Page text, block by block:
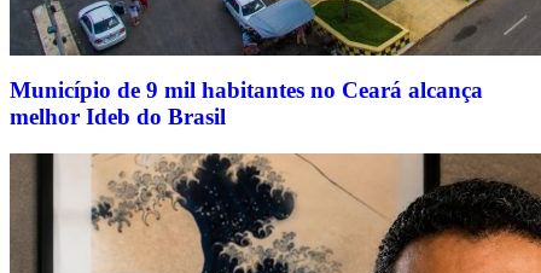
Município de 9 mil habitantes no Ceará alcança
melhor Ideb do Brasil